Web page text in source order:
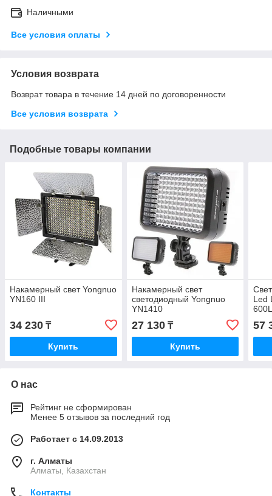
Наличными
Все условия оплаты
Условия возврата
Возврат товара в течение 14 дней по договоренности
Все условия возврата
Подобные товары компании
Накамерный свет Yongnuo
YN160 III
34 230 ₸
Купить
Накамерный свет
светодиодный Yongnuo
YN1410
27 130₸
Купить
Led
57
О нас
Рейтинг не сформирован
Менее 5 отзывов за последний год
Работает с 14.09.2013
г. Алматы
Алматы, Казахстан
Контакты